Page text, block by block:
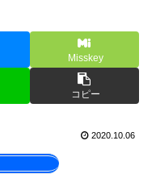
Misskey
コピー
2020.10.06